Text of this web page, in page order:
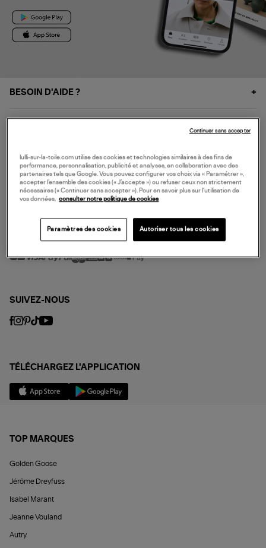
BESOIN D'AIDE ?
NOS SERVICES
SERVICE CLIENT
MODE DE PAIEMENT
SUIVEZ-NOUS
TÉLÉCHARGEZ L'APPLICATION
TOP MARQUES
Golden Goose
Jérôme Dreyfuss
Isabel Marant
Jeanne Vouland
Autry
lulli-sur-la-toile.com utilise des cookies et technologies similaires à des fins de
performance, personnalisation, publicité et analyses, en collaboration avec des
partenaires tels que Google. Vous pouvez configurer vos choix via « Paramétrer »,
accepter l’ensemble des cookies (« J’accepte ») ou refuser ceux non strictement
nécessaires (« Continuer sans accepter »). Pour en savoir plus sur l’utilisation de
vos données,
consulter notre politique de cookies
Paramètres des cookies Autoriser tous les cookies
Continuer sans accepter